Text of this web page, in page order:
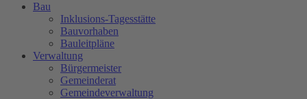
Bau
Inklusions-Tagesstätte
Bauvorhaben
Bauleitpläne
Verwaltung
Bürgermeister
Gemeinderat
Gemeindeverwaltung